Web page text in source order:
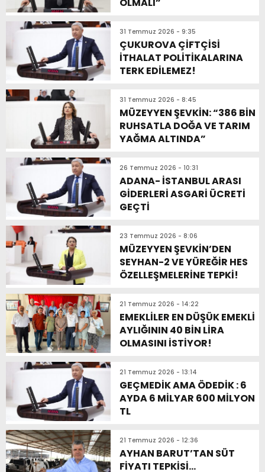
31 Temmuz 2026 - 9:35
ÇUKUROVA ÇİFTÇİSİ
İTHALAT POLİTİKALARINA
TERK EDİLEMEZ!
31 Temmuz 2026 - 8:45
MÜZEYYEN ŞEVKİN: “386 BİN
RUHSATLA DOĞA VE TARIM
YAĞMA ALTINDA”
26 Temmuz 2026 - 10:31
ADANA- İSTANBUL ARASI
GİDERLERİ ASGARİ ÜCRETİ
GEÇTİ
23 Temmuz 2026 - 8:06
MÜZEYYEN ŞEVKİN’DEN
SEYHAN-2 VE YÜREĞİR HES
ÖZELLEŞMELERİNE TEPKİ!
21 Temmuz 2026 - 14:22
EMEKLİLER EN DÜŞÜK EMEKLİ
AYLIĞININ 40 BİN LİRA
OLMASINI İSTİYOR!
21 Temmuz 2026 - 13:14
GEÇMEDİK AMA ÖDEDİK : 6
AYDA 6 MİLYAR 600 MİLYON
TL
21 Temmuz 2026 - 12:36
AYHAN BARUT’TAN SÜT
FİYATI TEPKİSİ…